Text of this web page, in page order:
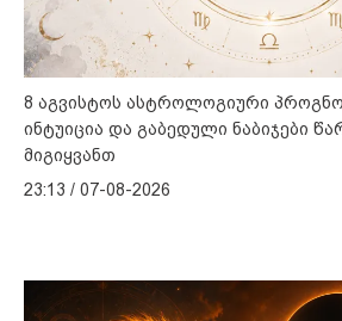
8 აგვისტოს ასტროლოგიური
ინტუიცია და გაბედული ნაბიჯები
მიგიყვანთ
23:13 / 07-08-2026